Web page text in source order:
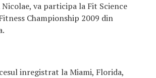
va participa la Fit Science
Championship 2009 din
inregistrat la Miami, Florida,